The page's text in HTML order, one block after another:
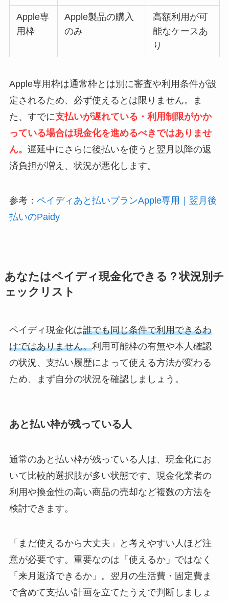
Apple専
用枠
Apple製品の購入
のみ
高額利用が可
能なケースあ
り
Apple専用枠は通常枠とは別に審査や利用条件が設
定されるため、必ず使えるとは限りません。ま
た、すでに支払いが遅れている・利用制限がかか
っている場合は現金化を進めるべきではありませ
ん。 遅延中にさらに後払いを使うと翌月以降の返
済負担が増え、状況が悪化します。
参考： ペイディあと払いプランApple専用｜翌月後
払いのPaidy
あなたはペイディ現金化できる？状況別チ
ェックリスト
ペイディ現金化は誰でも同じ条件で利用できるわ
けではありません。利用可能枠の有無や本人確認
の状況、支払い履歴によって使える方法が変わる
ため、まず自分の状況を確認しましょう。
あと払い枠が残っている人
通常のあと払い枠が残っている人は、現金化にお
いて比較的選択肢が多い状態です。現金化業者の
利用や換金性の高い商品の売却など複数の方法を
検討できます。
「まだ使えるから大丈夫」と考えやすい人ほど注
意が必要です。重要なのは「使えるか」ではなく
「来月返済できるか」。翌月の生活費・固定費ま
で含めて支払い計画を立てたうえで判断しましょ